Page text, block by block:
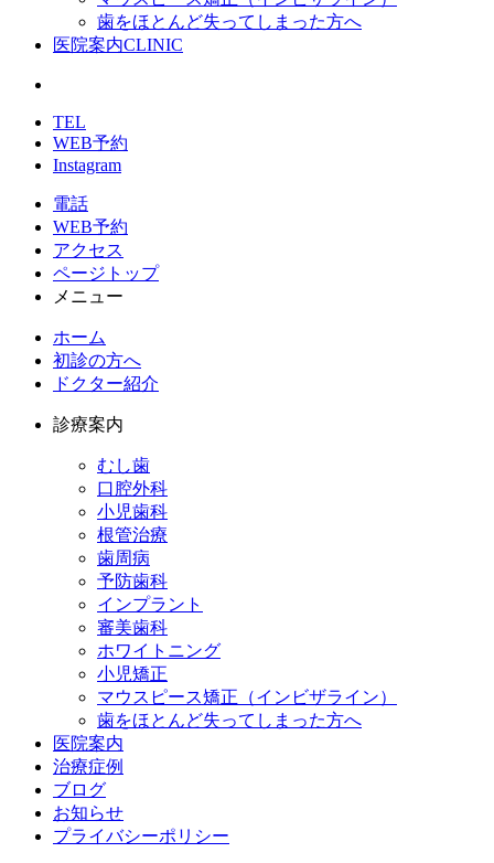
歯をほとんど失ってしまった方へ
医院案内CLINIC
TEL
WEB予約
Instagram
電話
WEB予約
アクセス
ページトップ
メニュー
ホーム
初診の方へ
ドクター紹介
診療案内
むし歯
口腔外科
小児歯科
根管治療
歯周病
予防歯科
インプラント
審美歯科
ホワイトニング
小児矯正
マウスピース矯正 （インビザライン）
歯をほとんど失ってしまった方へ
医院案内
治療症例
ブログ
お知らせ
プライバシーポリシー